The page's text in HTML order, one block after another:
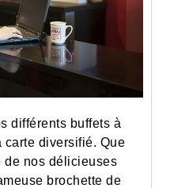
différents buffets à
carte diversifié. Que
de nos délicieuses
brochette de